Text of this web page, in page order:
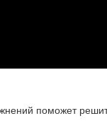
поможет